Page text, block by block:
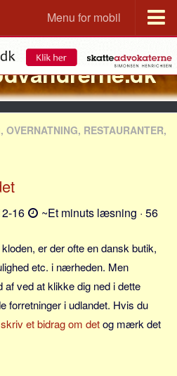
Menu for mobil
RESTAURANTER,
16
~Et minuts læsning · 56
er der ofte en dansk butik,
etc. i nærheden. Men
af ved at klikke dig ned i dette
forretninger i udlandet. Hvis du
skriv et bidrag om detog mærk det